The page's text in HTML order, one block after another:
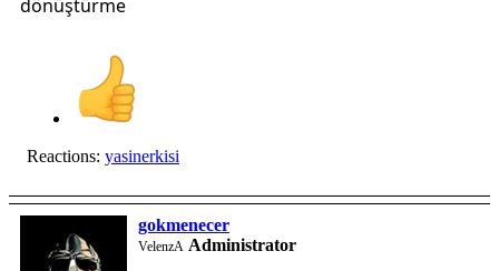
dönüştürme
Reactions: yasinerkisi
gokmenecer
VelenzA Administrator